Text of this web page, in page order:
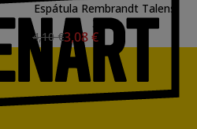
Espátula Rembrandt Talens
3022
4,10 €3,08 €